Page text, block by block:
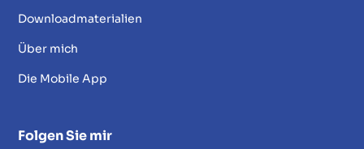
Downloadmaterialien
Über mich
Die Mobile App
Folgen Sie mir